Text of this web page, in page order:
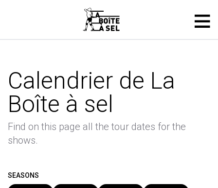
Calendrier de La
Boîte à sel
Find on this page all the tour dates for the
shows.
SEASONS